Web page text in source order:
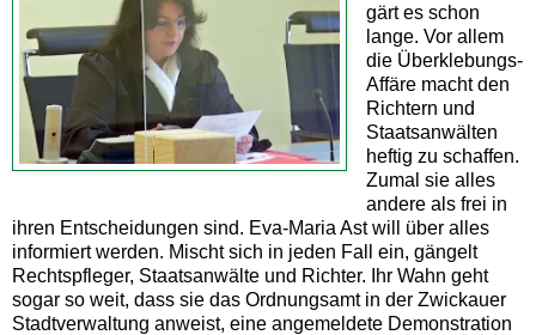
gärt es schon
lange. Vor allem
die Überklebungs-
Affäre macht den
Richtern und
Staatsanwälten
heftig zu schaffen.
Zumal sie alles
andere als frei in
ihren Entscheidungen sind. Eva-Maria Ast will über alles
informiert werden. Mischt sich in jeden Fall ein, gängelt
Rechtspfleger, Staatsanwälte und Richter. Ihr Wahn geht
sogar so weit, dass sie das Ordnungsamt in der Zwickauer
Stadtverwaltung anweist, eine angemeldete Demonstration